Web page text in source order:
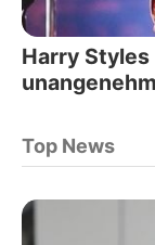
Harry
Top News